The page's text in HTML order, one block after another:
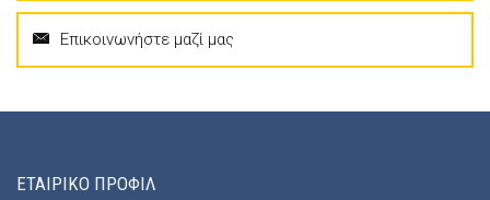
Επικοινωνήστε μαζί μας
ΕΤΑΙΡΙΚΟ ΠΡΟΦΙΛ